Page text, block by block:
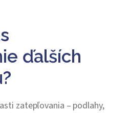
ďalších
zatepľovania – podlahy,